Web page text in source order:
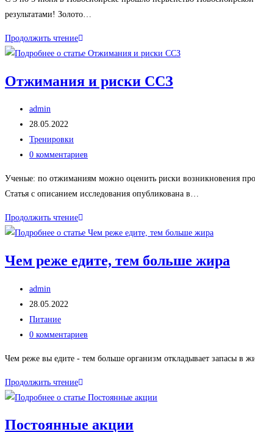
результатами! Золото…
Продолжить чтениеЧемпионат
НСО.
наших
Отжимания и риски ССЗ
Автор
записи:
admin
Запись
опубликована:
28.05.2022
Рубрика
записи:
Тренировки
Комментарии
0 комментариев
Ученые: по отжиманиям можно оценить риски возникновения
Статья с описанием исследования опубликована в…
Продолжить чтениеОтжимания
и
ССЗ
Чем реже едите, тем больше жира
Автор
записи:
admin
Запись
опубликована:
28.05.2022
Рубрика
записи:
Питание
Комментарии
записи:
0 комментариев
Чем реже вы едите - тем больше организм откладывает запасы в
Продолжить чтениеЧем
реже
тем
Постоянные акции